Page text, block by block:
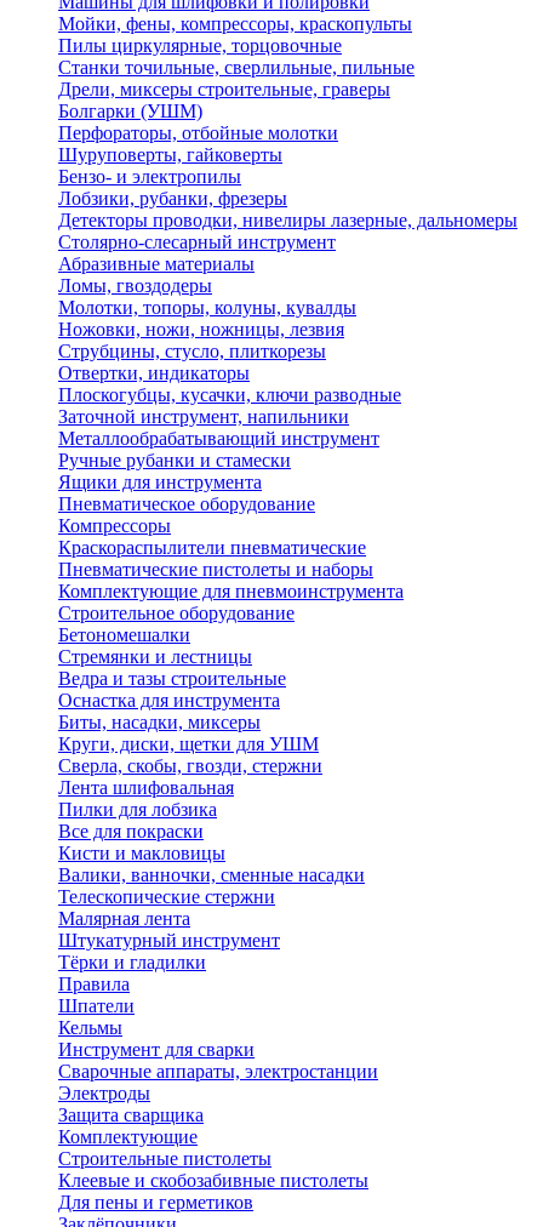
Мойки, фены, компрессоры, краскопульты
Пилы циркулярные, торцовочные
Станки точильные, сверлильные, пильные
Дрели, миксеры строительные, граверы
Болгарки (УШМ)
Перфораторы, отбойные молотки
Шуруповерты, гайковерты
Бензо- и электропилы
Лобзики, рубанки, фрезеры
Детекторы проводки, нивелиры лазерные, дальномеры
Столярно-слесарный инструмент
Абразивные материалы
Ломы, гвоздодеры
Молотки, топоры, колуны, кувалды
Ножовки, ножи, ножницы, лезвия
Струбцины, стусло, плиткорезы
Отвертки, индикаторы
Плоскогубцы, кусачки, ключи разводные
Заточной инструмент, напильники
Металлообрабатывающий инструмент
Ручные рубанки и стамески
Ящики для инструмента
Пневматическое оборудование
Компрессоры
Краскораспылители пневматические
Пневматические пистолеты и наборы
Комплектующие для пневмоинструмента
Строительное оборудование
Бетономешалки
Стремянки и лестницы
Ведра и тазы строительные
Оснастка для инструмента
Биты, насадки, миксеры
Круги, диски, щетки для УШМ
Сверла, скобы, гвозди, стержни
Лента шлифовальная
Пилки для лобзика
Все для покраски
Кисти и макловицы
Валики, ванночки, сменные насадки
Телескопические стержни
Малярная лента
Штукатурный инструмент
Тёрки и гладилки
Правила
Шпатели
Кельмы
Инструмент для сварки
Сварочные аппараты, электростанции
Электроды
Защита сварщика
Комплектующие
Строительные пистолеты
Клеевые и скобозабивные пистолеты
Для пены и герметиков